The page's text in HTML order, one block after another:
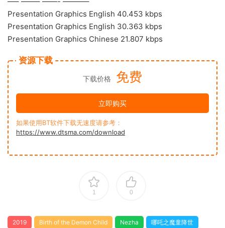
Presentation Graphics English 40.453 kbps
Presentation Graphics English 30.363 kbps
Presentation Graphics Chinese 21.807 kbps
资源下载
下载价格 免费
立即购买
如果使用BT软件下载无速度请参考：
https://www.dtsma.com/download
1 0
2019 Birth of the Demon Child Nezha 哪吒之魔童降世